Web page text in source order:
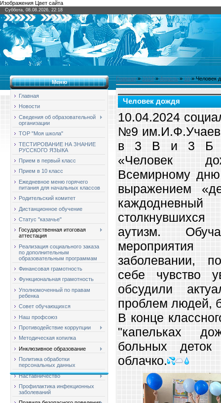
Изображения Цвет сайта
Суббота, 08.08.2026, 22:18
Меню
Главная
Новости
Сведения об образовательной
организации
ТОР "Моя школа"
ТЕСТИРОВАНИЕ НА ЗНАНИЕ
РУССКОГО ЯЗЫКА
Прием в первый класс
Прием в 10 класс
Ежедневное меню горячего
питания для начальных классов
Родительский комитет
Дистанционное обучение
Статус "казачье"
Государственная итоговая
аттестация
Реализация социального заказа
по дополнительным
образовательным программам
Финансовая грамотность
Функциональная грамотность
Уполномоченный по правам
ребенка
Совет обучающихся
Наш профсоюз
Противодействие коррупции
Методическая копилка
Инклюзивное образование
Политика обработки
персональных данных
Наставничество
Профилактика инфекционных
заболеваний
Главная»2024 » Апрель » 10» Человек
Человек дождя
10.04.2024
№9
в 3 В и 3 Б
«Человек
Всемирному
выражением
аутизм.
заболевании,
себе чувство
обсудили
проблем людей,
В конце
"капельках
больных
облачко.